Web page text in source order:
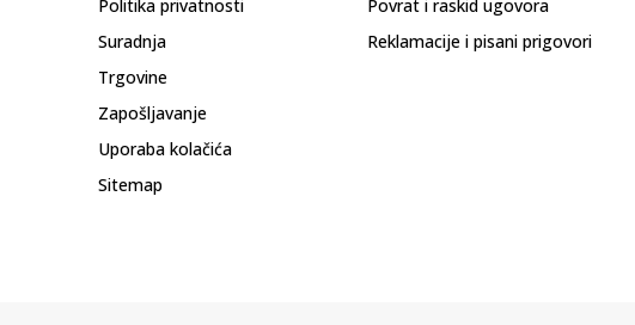
Politika privatnosti
Suradnja
Trgovine
Zapošljavanje
Uporaba kolačića
Sitemap
Povrat i raskid ugovora
Reklamacije i pisani prigovori